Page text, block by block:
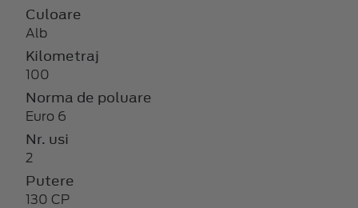
Culoare
Alb
Kilometraj
100
Norma de poluare
Euro 6
Nr. usi
2
Putere
130 CP